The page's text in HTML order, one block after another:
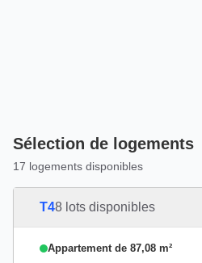
Sélection de logements
17 logements disponibles
T48 lots disponibles
Appartement de 87,08 m²